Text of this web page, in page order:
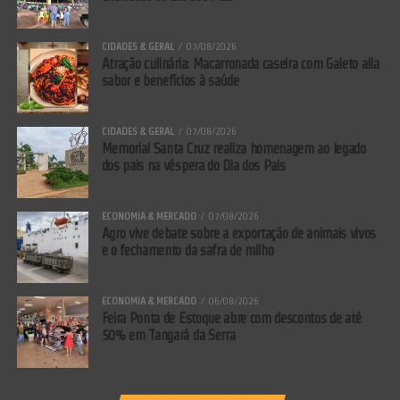
Já o pastor Marco Antônio Clemente observa que o evento também
tem um propósito social e religioso: arrecadar recursos para os
CIDADES & GERAL 07/08/2026
Atração culinária: Macarronada caseira com Galeto alia
sabor e benefícios à saúde
CIDADES & GERAL 07/08/2026
Memorial Santa Cruz realiza homenagem ao legado
dos pais na véspera do Dia dos Pais
ECONOMIA & MERCADO 07/08/2026
Agro vive debate sobre a exportação de animais vivos
e o fechamento da safra de milho
ECONOMIA & MERCADO 06/08/2026
Feira Ponta de Estoque abre com descontos de até
50% em Tangará da Serra